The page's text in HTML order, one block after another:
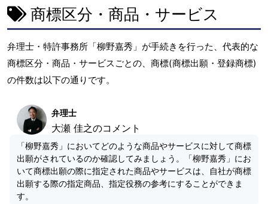
商標区分・商品・サービス
弁理士・特許事務所「柳野嘉秀」が手続きを行った、代表的な
商標区分・商品・サービスごとの、商標(商標出願・登録商標)
の件数は以下の通りです。
弁理士
大瀬 佳之のコメント
「柳野嘉秀」においてどのような商品やサービスに対して商標
出願がされているのか確認してみましょう。「柳野嘉秀」にお
いて商標出願の際に指定された商品やサービスは、自社が商標
出願する際の指定商品、指定役務の参考にすることができま
す。